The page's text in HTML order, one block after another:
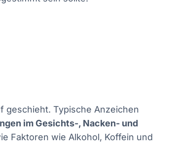
geschieht. Typische Anzeichen
im Gesichts-, Nacken- und
Faktoren wie Alkohol, Koffein und